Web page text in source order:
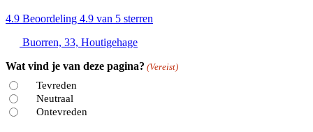
4.9 Beoordeling 4.9 van 5 sterren
Buorren, 33, Houtigehage
Wat vind je van deze pagina? (Vereist)
Tevreden
Neutraal
Ontevreden